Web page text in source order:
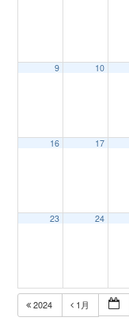
9 10
16 17
23 24
2024 1月